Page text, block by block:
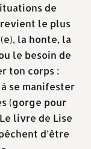
de
le plus
la honte, la
le besoin de
ton corps :
se manifester
(gorge pour
livre de Lise
d’être